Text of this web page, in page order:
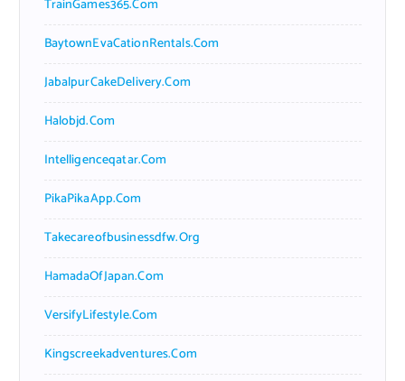
TrainGames365.com
BaytownEvaCationRentals.com
JabalpurCakeDelivery.com
Halobjd.com
Intelligenceqatar.com
PikaPikaApp.com
Takecareofbusinessdfw.org
HamadaOfJapan.com
VersifyLifestyle.com
Kingscreekadventures.com